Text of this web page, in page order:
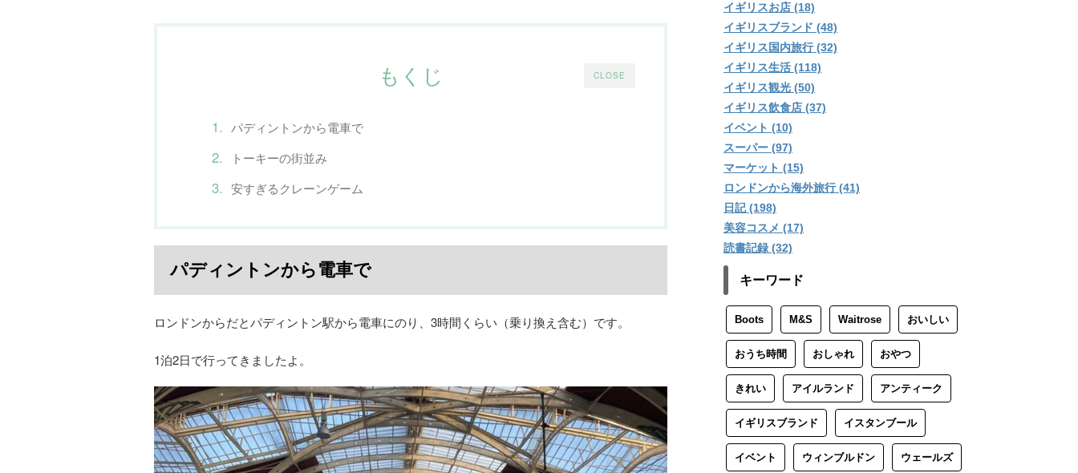
CLOSE
もくじ
パディントンから電車で
トーキーの街並み
安すぎるクレーンゲーム
パディントンから電車で
ロンドンからだとパディントン駅から電車にのり、3時間くらい（乗り換え含む）です。
1泊2日で行ってきましたよ。
イギリスお店 (18)
イギリスブランド (48)
イギリス国内旅行 (32)
イギリス生活 (118)
イギリス観光 (50)
イギリス飲食店 (37)
イベント (10)
スーパー (97)
マーケット (15)
ロンドンから海外旅行 (41)
日記 (198)
美容コスメ (17)
読書記録 (32)
キーワード
Boots M&S Waitrose おいしい
おうち時間 おしゃれ おやつ
きれい アイルランド アンティーク
イギリスブランド イスタンブール
イベント ウィンブルドン ウェールズ